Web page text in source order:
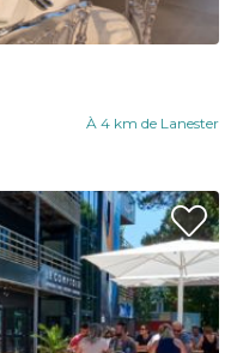
À 4 km de Lanester